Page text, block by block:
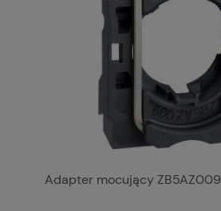
Adapter mocujący ZB5AZ009